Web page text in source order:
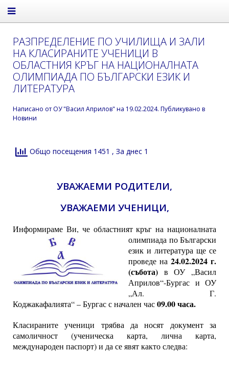
РАЗПРЕДЕЛЕНИЕ ПО УЧИЛИЩА И ЗАЛИ
НА КЛАСИРАНИТЕ УЧЕНИЦИ В
ОБЛАСТНИЯ КРЪГ НА НАЦИОНАЛНАТА
ОЛИМПИАДА ПО БЪЛГАРСКИ ЕЗИК И
ЛИТЕРАТУРА
Написано от ОУ "Васил Априлов" на 19.02.2024. Публикувано в
Новини
Общо посещения 1451 , За днес 1
УВАЖАЕМИ РОДИТЕЛИ,
УВАЖАЕМИ УЧЕНИЦИ,
Информираме Ви, че областният кръг на националната
олимпиада по Български
език и литература ще се
проведе на 24.02.2024 г.
(събота) в ОУ „Васил
Априлов“-Бургас и ОУ
„Ал. Г.
Коджакафалията“ – Бургас с начален час09.00 часа.
Класираните ученици трябва да носят документ за
самоличност (ученическа карта, лична карта,
международен паспорт) и да се явят както следва: